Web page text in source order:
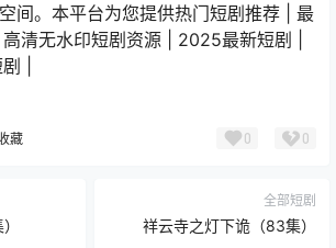
间。本平台为您提供热门短剧推荐 | 最
清无水印短剧资源 | 2025最新短剧 |
|
藏 0 0
全部短剧
祥云寺之灯下诡（83集）